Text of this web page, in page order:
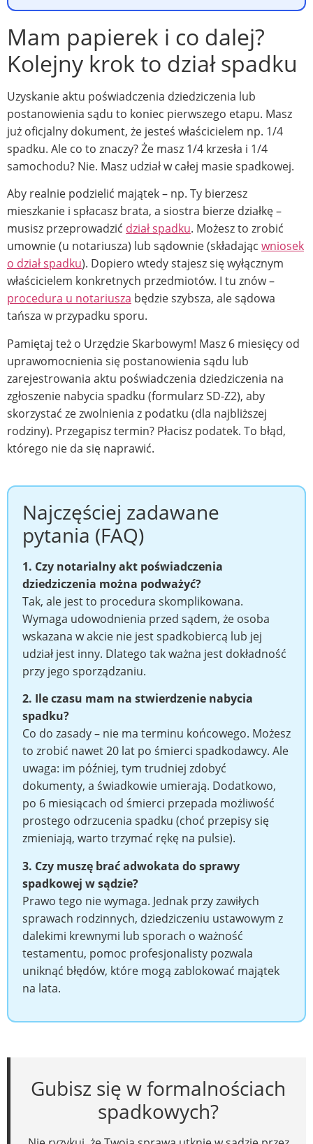
Mam papierek i co dalej?
Kolejny krok to dział spadku
Uzyskanie aktu poświadczenia dziedziczenia lub
postanowienia sądu to koniec pierwszego etapu. Masz
już oficjalny dokument, że jesteś właścicielem np. 1/4
spadku. Ale co to znaczy? Że masz 1/4 krzesła i 1/4
samochodu? Nie. Masz udział w całej masie spadkowej.
Aby realnie podzielić majątek – np. Ty bierzesz
mieszkanie i spłacasz brata, a siostra bierze działkę –
musisz przeprowadzić dział spadku. Możesz to zrobić
umownie (u notariusza) lub sądownie (składając wniosek
o dział spadku). Dopiero wtedy stajesz się wyłącznym
właścicielem konkretnych przedmiotów. I tu znów –
procedura u notariusza będzie szybsza, ale sądowa
tańsza w przypadku sporu.
Pamiętaj też o Urzędzie Skarbowym! Masz 6 miesięcy od
uprawomocnienia się postanowienia sądu lub
zarejestrowania aktu poświadczenia dziedziczenia na
zgłoszenie nabycia spadku (formularz SD-Z2), aby
skorzystać ze zwolnienia z podatku (dla najbliższej
rodziny). Przegapisz termin? Płacisz podatek. To błąd,
którego nie da się naprawić.
Najczęściej zadawane
pytania (FAQ)
1. Czy notarialny akt poświadczenia
dziedziczenia można podważyć?
Tak, ale jest to procedura skomplikowana.
Wymaga udowodnienia przed sądem, że osoba
wskazana w akcie nie jest spadkobiercą lub jej
udział jest inny. Dlatego tak ważna jest dokładność
przy jego sporządzaniu.
2. Ile czasu mam na stwierdzenie nabycia
spadku?
Co do zasady – nie ma terminu końcowego. Możesz
to zrobić nawet 20 lat po śmierci spadkodawcy. Ale
uwaga: im później, tym trudniej zdobyć
dokumenty, a świadkowie umierają. Dodatkowo,
po 6 miesiącach od śmierci przepada możliwość
prostego odrzucenia spadku (choć przepisy się
zmieniają, warto trzymać rękę na pulsie).
3. Czy muszę brać adwokata do sprawy
spadkowej w sądzie?
Prawo tego nie wymaga. Jednak przy zawiłych
sprawach rodzinnych, dziedziczeniu ustawowym z
dalekimi krewnymi lub sporach o ważność
testamentu, pomoc profesjonalisty pozwala
uniknąć błędów, które mogą zablokować majątek
na lata.
Gubisz się w formalnościach
spadkowych?